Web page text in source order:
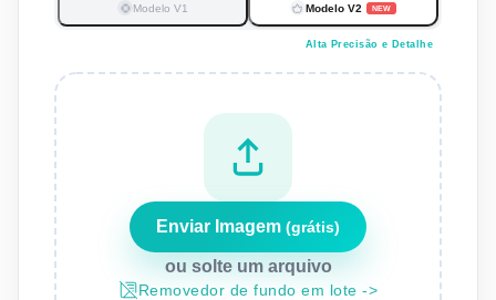
Modelo V1 Modelo V2 NEW
Alta Precisão e Detalhe
Enviar Imagem (grátis)
ou solte um arquivo
removedor de fundo em lote ->